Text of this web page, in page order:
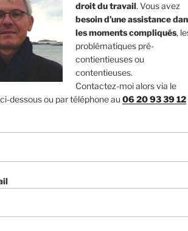
droit du travail. Vous avez
besoin d’une assistance
les moments compliqués,
problématiques pré-
contientieuses ou
contentieuses.
Contactez-moi alors via le
dessous ou par téléphone au 06 20 93 39 12